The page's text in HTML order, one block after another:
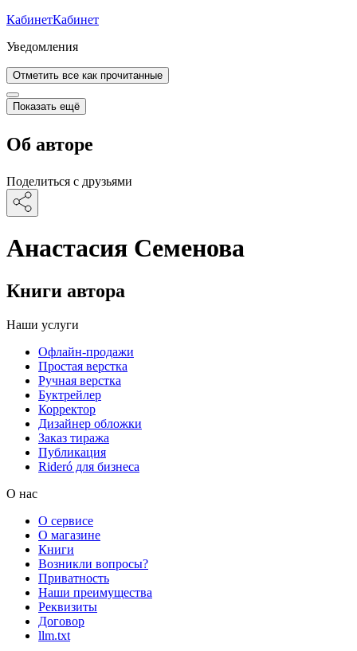
КабинетКабинет
Уведомления
Отметить все как прочитанные
Показать ещё
Об авторе
Поделиться с друзьями
Анастасия Семенова
Книги автора
Наши услуги
Офлайн-продажи
Простая верстка
Ручная верстка
Буктрейлер
Корректор
Дизайнер обложки
Заказ тиража
Публикация
Rideró для бизнеса
О нас
О сервисе
О магазине
Книги
Возникли вопросы?
Приватность
Наши преимущества
Реквизиты
Договор
llm.txt